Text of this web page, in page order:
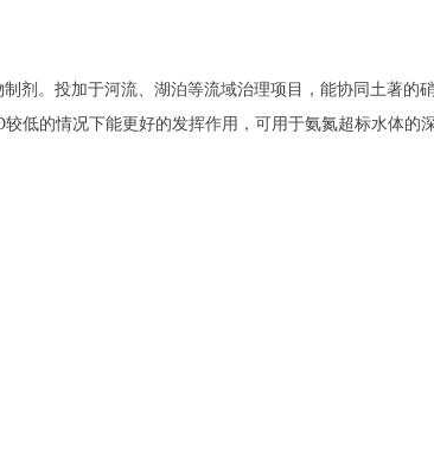
剂。投加于河流、湖泊等流域治理项目，能协同土著的
低的情况下能更好的发挥作用，可用于氨氮超标水体的深